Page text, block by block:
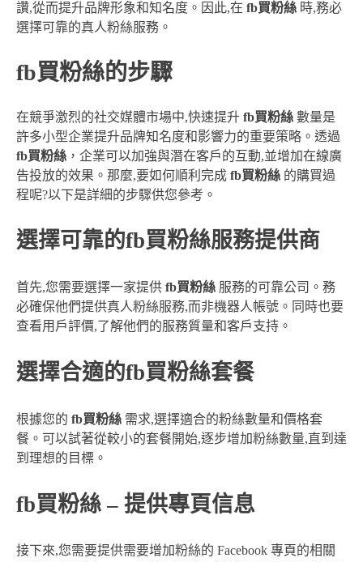
讚,從而提升品牌形象和知名度。因此,在 fb買粉絲 時,務必
選擇可靠的真人粉絲服務。
fb買粉絲的步驟
在競爭激烈的社交媒體市場中,快速提升 fb買粉絲 數量是
許多小型企業提升品牌知名度和影響力的重要策略。透過
fb買粉絲 ，企業可以加強與潛在客戶的互動,並增加在線廣
告投放的效果。那麼,要如何順利完成 fb買粉絲 的購買過
程呢?以下是詳細的步驟供您參考。
選擇可靠的fb買粉絲服務提供商
首先,您需要選擇一家提供 fb買粉絲 服務的可靠公司。務
必確保他們提供真人粉絲服務,而非機器人帳號。同時也要
查看用戶評價,了解他們的服務質量和客戶支持。
選擇合適的fb買粉絲套餐
根據您的 fb買粉絲 需求,選擇適合的粉絲數量和價格套
餐。可以試著從較小的套餐開始,逐步增加粉絲數量,直到達
到理想的目標。
fb買粉絲 – 提供專頁信息
接下來,您需要提供需要增加粉絲的 Facebook 專頁的相關